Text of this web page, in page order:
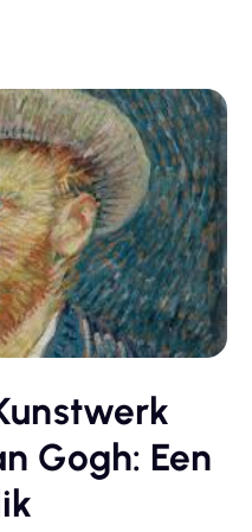
Gogh: Een